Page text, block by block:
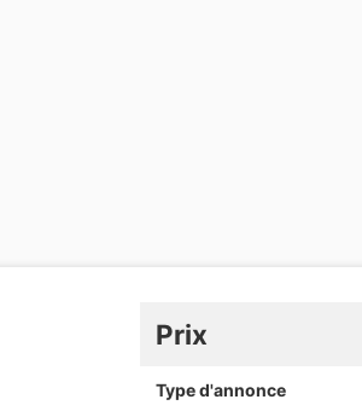
Prix
Type d'annonce